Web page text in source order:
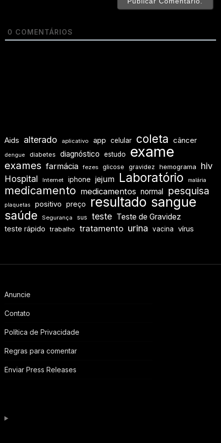
0 COMENTÁRIOS
Aids alterado aplicativo app celular coleta câncer
dengue diabetes diagnóstico estudo exame
exames farmácia fezes glicose gravidez hemograma
hiv
Hospital
Internet iphone jejum Laboratório malária
medicamento medicamentos normal pesquisa
plaquetas positivo preço resultado sangue
saúde Segurança sus teste Teste de Gravidez
teste rápido trabalho tratamento urina vacina vírus
Anuncie
Contato
Política de Privacidade
Regras para comentar
Enviar Press Releases